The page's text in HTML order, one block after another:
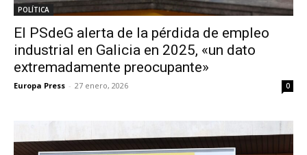
POLÍTICA
El PSdeG alerta de la pérdida de empleo
industrial en Galicia en 2025, «un dato
extremadamente preocupante»
Europa Press - 27 enero, 2026 0